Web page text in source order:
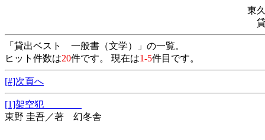
東
「貸出ベスト 一般書（文学）」の一覧。
ヒット件数は20件です。 現在は1-5件目です。
[#]次頁へ
[1]架空犯
東野 圭吾／著 幻冬舎